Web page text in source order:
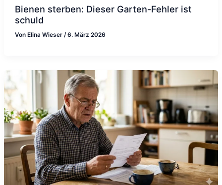
Bienen sterben: Dieser Garten-Fehler ist
schuld
Von Elina Wieser /6. März 2026